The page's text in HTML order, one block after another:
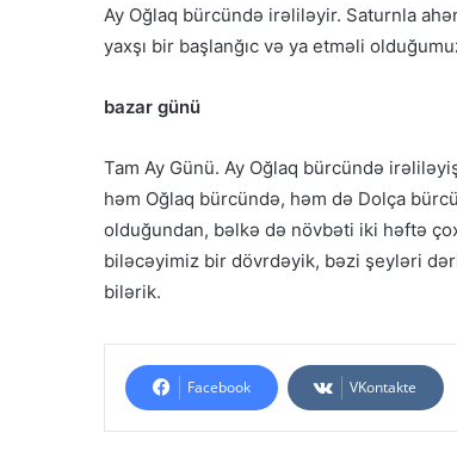
Ay Oğlaq bürcündə irəliləyir. Saturnla
yaxşı bir başlanğıc və ya etməli
bazar günü
Tam Ay Günü. Ay Oğlaq bürcündə
həm Oğlaq bürcündə, həm də Dolça
olduğundan, bəlkə də növbəti iki həftə
biləcəyimiz bir dövrdəyik, bəzi şeyləri
bilərik.
Facebook VKontakte